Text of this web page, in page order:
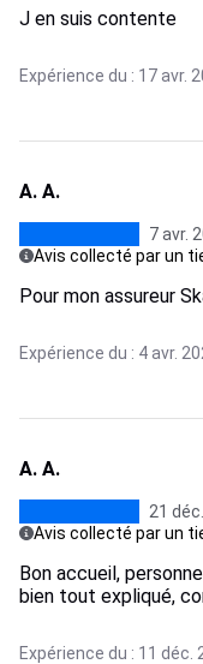
J en suis contente
Expérience du : 17 avr.
A. A.
7 avr.
Avis collecté par un
Pour mon assureur
Expérience du : 4 avr.
A. A.
21
Avis collecté par un
Bon accueil,
bien tout expliqué,
Expérience du : 11 déc.